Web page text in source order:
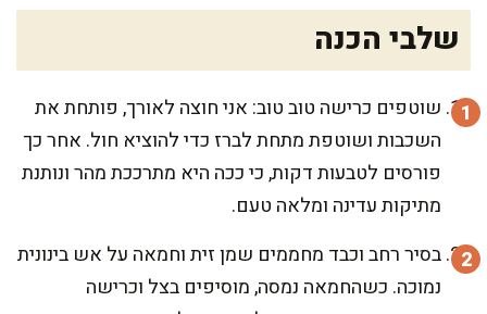
שלבי הכנה
שוטפים כרישה טוב טוב: אני חוצה לאורך, פותחת את
השכבות ושוטפת מתחת לברז כדי להוציא חול. אחר כך
פורסים לטבעות דקות, כי ככה היא מתרככת מהר ונותנת
מתיקות עדינה ומלאה טעם.
בסיר רחב וכבד מחממים שמן זית וחמאה על אש בינונית
נמוכה. כשהחמאה נמסה, מוסיפים בצל וכרישה